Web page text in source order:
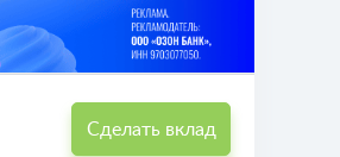
Сделать вклад